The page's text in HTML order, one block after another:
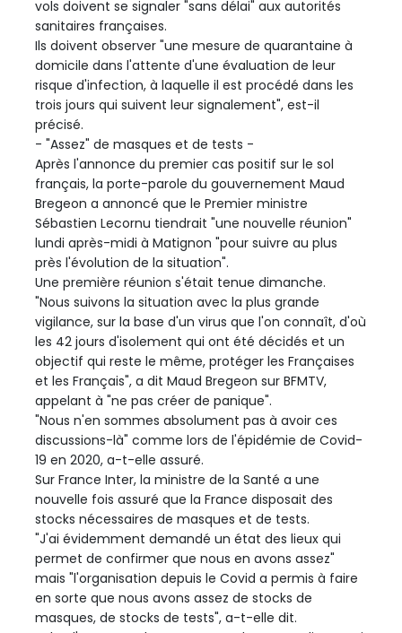
vols doivent se signaler "sans délai" aux autorités
sanitaires françaises.
Ils doivent observer "une mesure de quarantaine à
domicile dans l'attente d'une évaluation de leur
risque d'infection, à laquelle il est procédé dans les
trois jours qui suivent leur signalement", est-il
précisé.
- "Assez" de masques et de tests -
Après l'annonce du premier cas positif sur le sol
français, la porte-parole du gouvernement Maud
Bregeon a annoncé que le Premier ministre
Sébastien Lecornu tiendrait "une nouvelle réunion"
lundi après-midi à Matignon "pour suivre au plus
près l'évolution de la situation".
Une première réunion s'était tenue dimanche.
"Nous suivons la situation avec la plus grande
vigilance, sur la base d'un virus que l'on connaît, d'où
les 42 jours d'isolement qui ont été décidés et un
objectif qui reste le même, protéger les Françaises
et les Français", a dit Maud Bregeon sur BFMTV,
appelant à "ne pas créer de panique".
"Nous n'en sommes absolument pas à avoir ces
discussions-là" comme lors de l'épidémie de Covid-
19 en 2020, a-t-elle assuré.
Sur France Inter, la ministre de la Santé a une
nouvelle fois assuré que la France disposait des
stocks nécessaires de masques et de tests.
"J'ai évidemment demandé un état des lieux qui
permet de confirmer que nous en avons assez"
mais "l'organisation depuis le Covid a permis à faire
en sorte que nous avons assez de stocks de
masques, de stocks de tests", a-t-elle dit.